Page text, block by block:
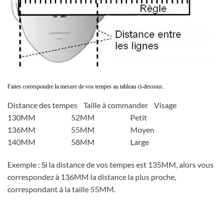
Faites correspondre la mesure de vos tempes au tableau ci-dessous.
Distance des tempes Taille à commander Visage
130MM 52MM Petit
136MM 55MM Moyen
140MM 58MM Large
Exemple : Si la distance de vos tempes est 135MM, alors vous
correspondez à 136MM la distance la plus proche,
correspondant à la taille 55MM.